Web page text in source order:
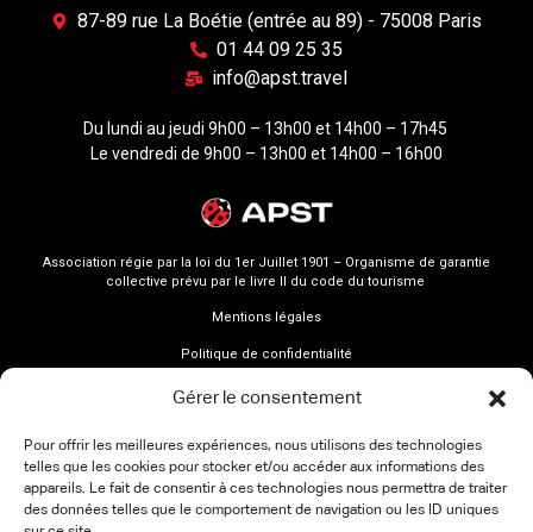
Gérer le consentement
Pour offrir les meilleures expériences, nous utilisons des technologies
telles que les cookies pour stocker et/ou accéder aux informations des
appareils. Le fait de consentir à ces technologies nous permettra de traiter
des données telles que le comportement de navigation ou les ID uniques
87-89 rue La Boétie (entrée au 89) - 75008 Paris
01 44 09 25 35
info@apst.travel
Du lundi au jeudi 9h00 – 13h00 et 14h00 – 17h45
Le vendredi de 9h00 – 13h00 et 14h00 – 16h00
Association régie par la loi du 1er Juillet 1901 – Organisme de garantie
collective prévu par le livre II du code du tourisme
Mentions légales
Politique de confidentialité